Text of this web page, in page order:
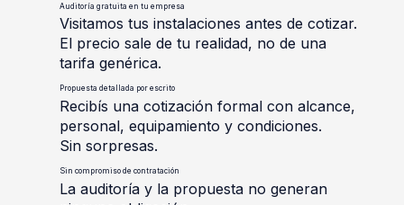
Auditoría gratuita en tu empresa
Visitamos tus instalaciones antes de cotizar.
El precio sale de tu realidad, no de una
tarifa genérica.
Propuesta detallada por escrito
Recibís una cotización formal con alcance,
personal, equipamiento y condiciones.
Sin sorpresas.
Sin compromiso de contratación
La auditoría y la propuesta no generan